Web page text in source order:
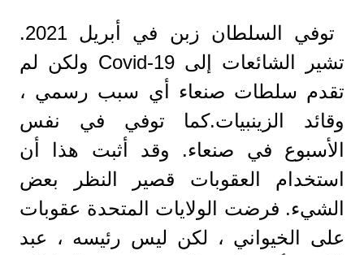
توفي السلطان زبن في أبريل 2021.
تشير الشائعات إلى Covid-19 ولكن لم
تقدم سلطات صنعاء أي سبب رسمي ،
وقائد الزينبيات.كما توفي في نفس
الأسبوع في صنعاء. وقد أثبت هذا أن
استخدام العقوبات قصير النظر بعض
الشيء. فرضت الولايات المتحدة عقوبات
على الخيواني ، لكن ليس رئيسه ، عبد